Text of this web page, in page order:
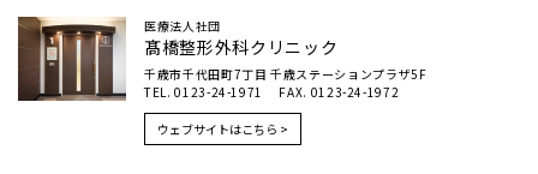
医療法人社団
髙橋整形外科クリニック
千歳市千代田町7丁目 千歳ステーションプラザ5F
TEL. 0123-24-1971 FAX. 0123-24-1972
ウェブサイトはこちら >